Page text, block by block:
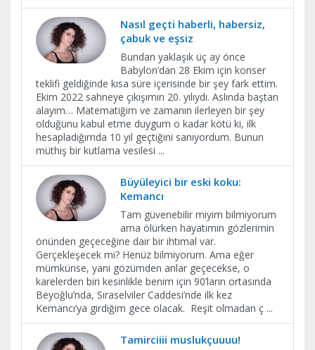
Nasıl geçti haberli, habersiz,
çabuk ve eşsiz
Bundan yaklaşık üç ay önce
Babylon’dan 28 Ekim için konser
teklifi geldiğinde kısa süre içerisinde bir şey fark ettim.
Ekim 2022 sahneye çıkışımın 20. yılıydı. Aslında baştan
alayım… Matematiğim ve zamanın ilerleyen bir şey
olduğunu kabul etme duygum o kadar kötü ki, ilk
hesapladığımda 10 yıl geçtiğini sanıyordum. Bunun
müthiş bir kutlama vesilesi ...
Büyüleyici bir eski koku:
Kemancı
Tam güvenebilir miyim bilmiyorum
ama ölürken hayatımın gözlerimin
önünden geçeceğine dair bir ihtimal var.
Gerçekleşecek mi? Henüz bilmiyorum. Ama eğer
mümkünse, yani gözümden anlar geçecekse, o
karelerden biri kesinlikle benim için 90’ların ortasında
Beyoğlu’nda, Sıraselviler Caddesi’nde ilk kez
Kemancı’ya girdiğim gece olacak. Reşit olmadan ç ...
Tamirciiii muslukçuuuu!